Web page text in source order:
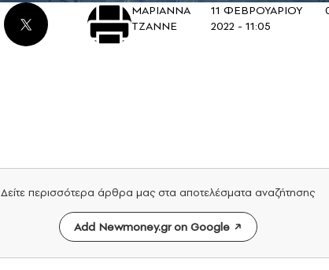
ΜΑΡΙΑΝΝΑ
ΤΖΑΝΝΕ
11 ΦΕΒΡΟΥΑΡΙΟΥ
2022 - 11:05
Δείτε περισσότερα άρθρα μας στα αποτελέσματα αναζήτησης
Add Newmoney.gr on Google